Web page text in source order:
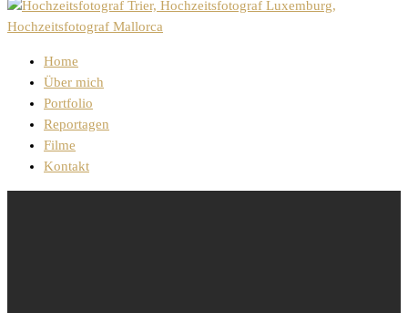
Home
Über mich
Portfolio
Reportagen
Filme
Kontakt